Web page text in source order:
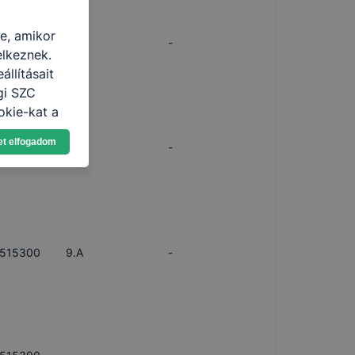
-
-
9.A -
amikor
SZC
kat a
hogyan
Önnek
kat, de
k
elfogadom